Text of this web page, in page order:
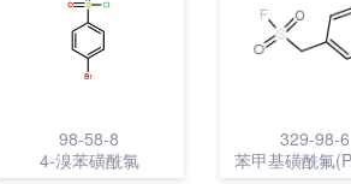
98-58-8
4-溴苯磺酰氯
329-98-6
苯甲基磺酰氟